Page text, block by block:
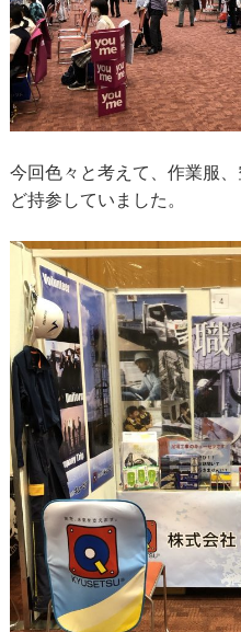
今回色々と考えて、作業服
ど持参していました。